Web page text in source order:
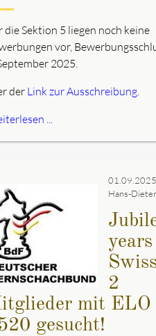
die Sektion 5 liegen noch keine
vor,
2025.
derLink zur Ausschreibung.
...
Hans-
years
2
mit
gesucht!